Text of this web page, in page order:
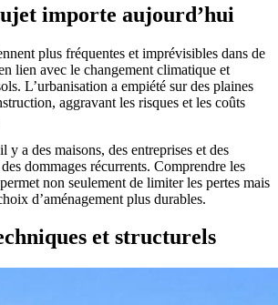
et
bonnes
importe aujourd’hui
plus fréquentes et imprévisibles dans de
lien avec le changement climatique et
L’urbanisation a empiété sur des plaines
aggravant les risques et les coûts
y a des maisons, des entreprises et des
dommages récurrents. Comprendre les
non seulement de limiter les pertes mais
d’aménagement plus durables.
et structurels